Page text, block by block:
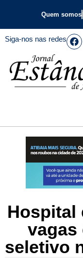
Quem somos
Siga-nos nas redes
Hospital
vagas
seletivo